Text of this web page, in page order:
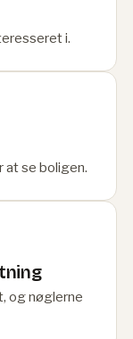
i.
se boligen.
og nøglerne